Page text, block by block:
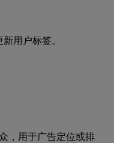
用户标签。
，用于广告定位或排